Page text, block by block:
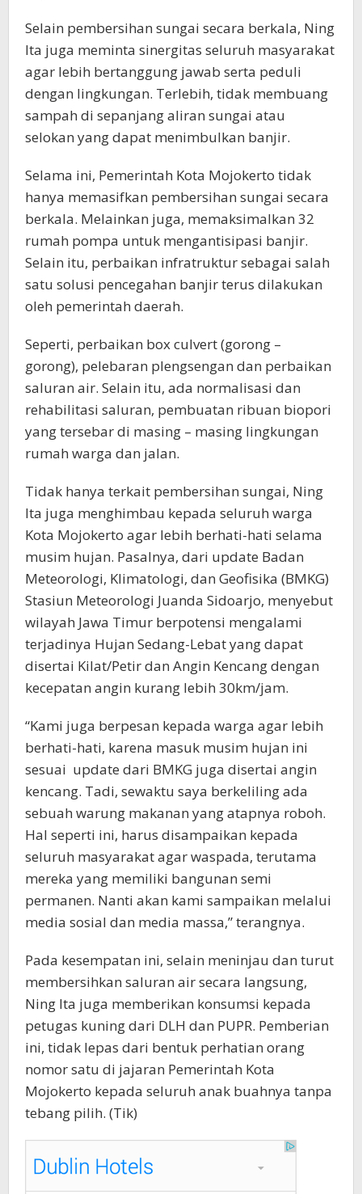
Selain pembersihan sungai secara berkala, Ning
Ita juga meminta sinergitas seluruh masyarakat
agar lebih bertanggung jawab serta peduli
dengan lingkungan. Terlebih, tidak membuang
sampah di sepanjang aliran sungai atau
selokan yang dapat menimbulkan banjir.
Selama ini, Pemerintah Kota Mojokerto tidak
hanya memasifkan pembersihan sungai secara
berkala. Melainkan juga, memaksimalkan 32
rumah pompa untuk mengantisipasi banjir.
Selain itu, perbaikan infratruktur sebagai salah
satu solusi pencegahan banjir terus dilakukan
oleh pemerintah daerah.
Seperti, perbaikan box culvert (gorong –
gorong), pelebaran plengsengan dan perbaikan
saluran air. Selain itu, ada normalisasi dan
rehabilitasi saluran, pembuatan ribuan biopori
yang tersebar di masing – masing lingkungan
rumah warga dan jalan.
Tidak hanya terkait pembersihan sungai, Ning
Ita juga menghimbau kepada seluruh warga
Kota Mojokerto agar lebih berhati-hati selama
musim hujan. Pasalnya, dari update Badan
Meteorologi, Klimatologi, dan Geofisika (BMKG)
Stasiun Meteorologi Juanda Sidoarjo, menyebut
wilayah Jawa Timur berpotensi mengalami
terjadinya Hujan Sedang-Lebat yang dapat
disertai Kilat/Petir dan Angin Kencang dengan
kecepatan angin kurang lebih 30km/jam.
“Kami juga berpesan kepada warga agar lebih
berhati-hati, karena masuk musim hujan ini
sesuai update dari BMKG juga disertai angin
kencang. Tadi, sewaktu saya berkeliling ada
sebuah warung makanan yang atapnya roboh.
Hal seperti ini, harus disampaikan kepada
seluruh masyarakat agar waspada, terutama
mereka yang memiliki bangunan semi
permanen. Nanti akan kami sampaikan melalui
media sosial dan media massa,” terangnya.
Pada kesempatan ini, selain meninjau dan turut
membersihkan saluran air secara langsung,
Ning Ita juga memberikan konsumsi kepada
petugas kuning dari DLH dan PUPR. Pemberian
ini, tidak lepas dari bentuk perhatian orang
nomor satu di jajaran Pemerintah Kota
Mojokerto kepada seluruh anak buahnya tanpa
tebang pilih. (Tik)